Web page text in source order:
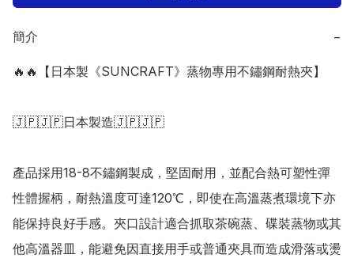
簡介 −
🔥🔥【日本製《SUNCRAFT》蒸物專用不鏽鋼耐熱夾】
🇯🇵🇯🇵日本製造🇯🇵🇯🇵
產品採用18-8不鏽鋼製成，堅固耐用，並配合熱可塑性彈
性體握柄，耐熱溫度可達120℃，即使在高溫蒸煮環境下亦
能保持良好手感。夾口設計適合抓取茶碗蒸、碟裝蒸物或其
他高溫器皿，能避免因直接用手或普通夾具而造成滑落或燙